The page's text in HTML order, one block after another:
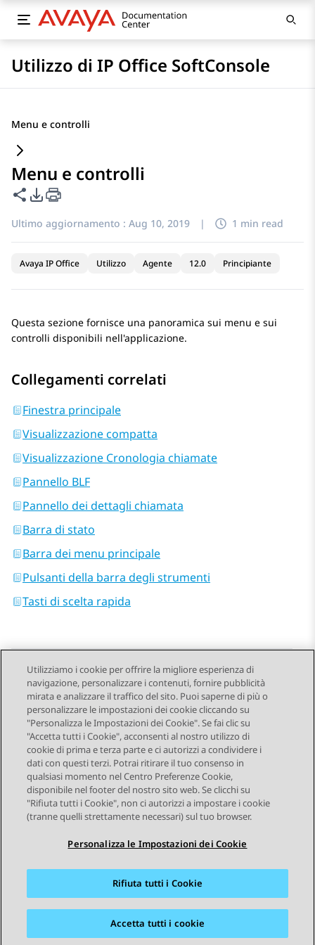
Utilizzo di IP Office SoftConsole
Menu e controlli
Menu e controlli
Condividi questa pagina
Opzioni di esportazione PDF
Ultimo aggiornamento : Aug 10, 2019 | 1 min read
Avaya IP Office Utilizzo Agente 12.0 Principiante
Questa sezione fornisce una panoramica sui menu e sui
controlli disponibili nell'applicazione.
Collegamenti correlati
Finestra principale
Visualizzazione compatta
Visualizzazione Cronologia chiamate
Pannello BLF
Pannello dei dettagli chiamata
Barra di stato
Barra dei menu principale
Pulsanti della barra degli strumenti
Tasti di scelta rapida
Send Feedback
Navigazione argomento
Argomento precedente Argomento successivo
STAY CONNECTED
Mappa del sito Condizioni d'uso
Privacy
Marchi commerciali
Utilizziamo i cookie per offrire la migliore esperienza di
navigazione, personalizzare i contenuti, fornire pubblicità
mirata e analizzare il traffico del sito. Puoi saperne di più o
personalizzare le impostazioni dei cookie cliccando su
"Personalizza le Impostazioni dei Cookie". Se fai clic su
"Accetta tutti i Cookie", acconsenti al nostro utilizzo di
cookie di prima e terza parte e ci autorizzi a condividere i
dati con questi terzi. Potrai ritirare il tuo consenso in
qualsiasi momento nel Centro Preferenze Cookie,
disponibile nel footer del nostro sito web. Se clicchi su
"Rifiuta tutti i Cookie", non ci autorizzi a impostare i cookie
(tranne quelli strettamente necessari) sul tuo browser.
Personalizza le Impostazioni dei Cookie
Rifiuta tutti i Cookie
Accetta tutti i cookie